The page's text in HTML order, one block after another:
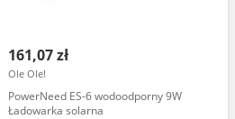
161,07 zł
Ole Ole!
PowerNeed ES-6 wodoodporny 9W
Ładowarka solarna